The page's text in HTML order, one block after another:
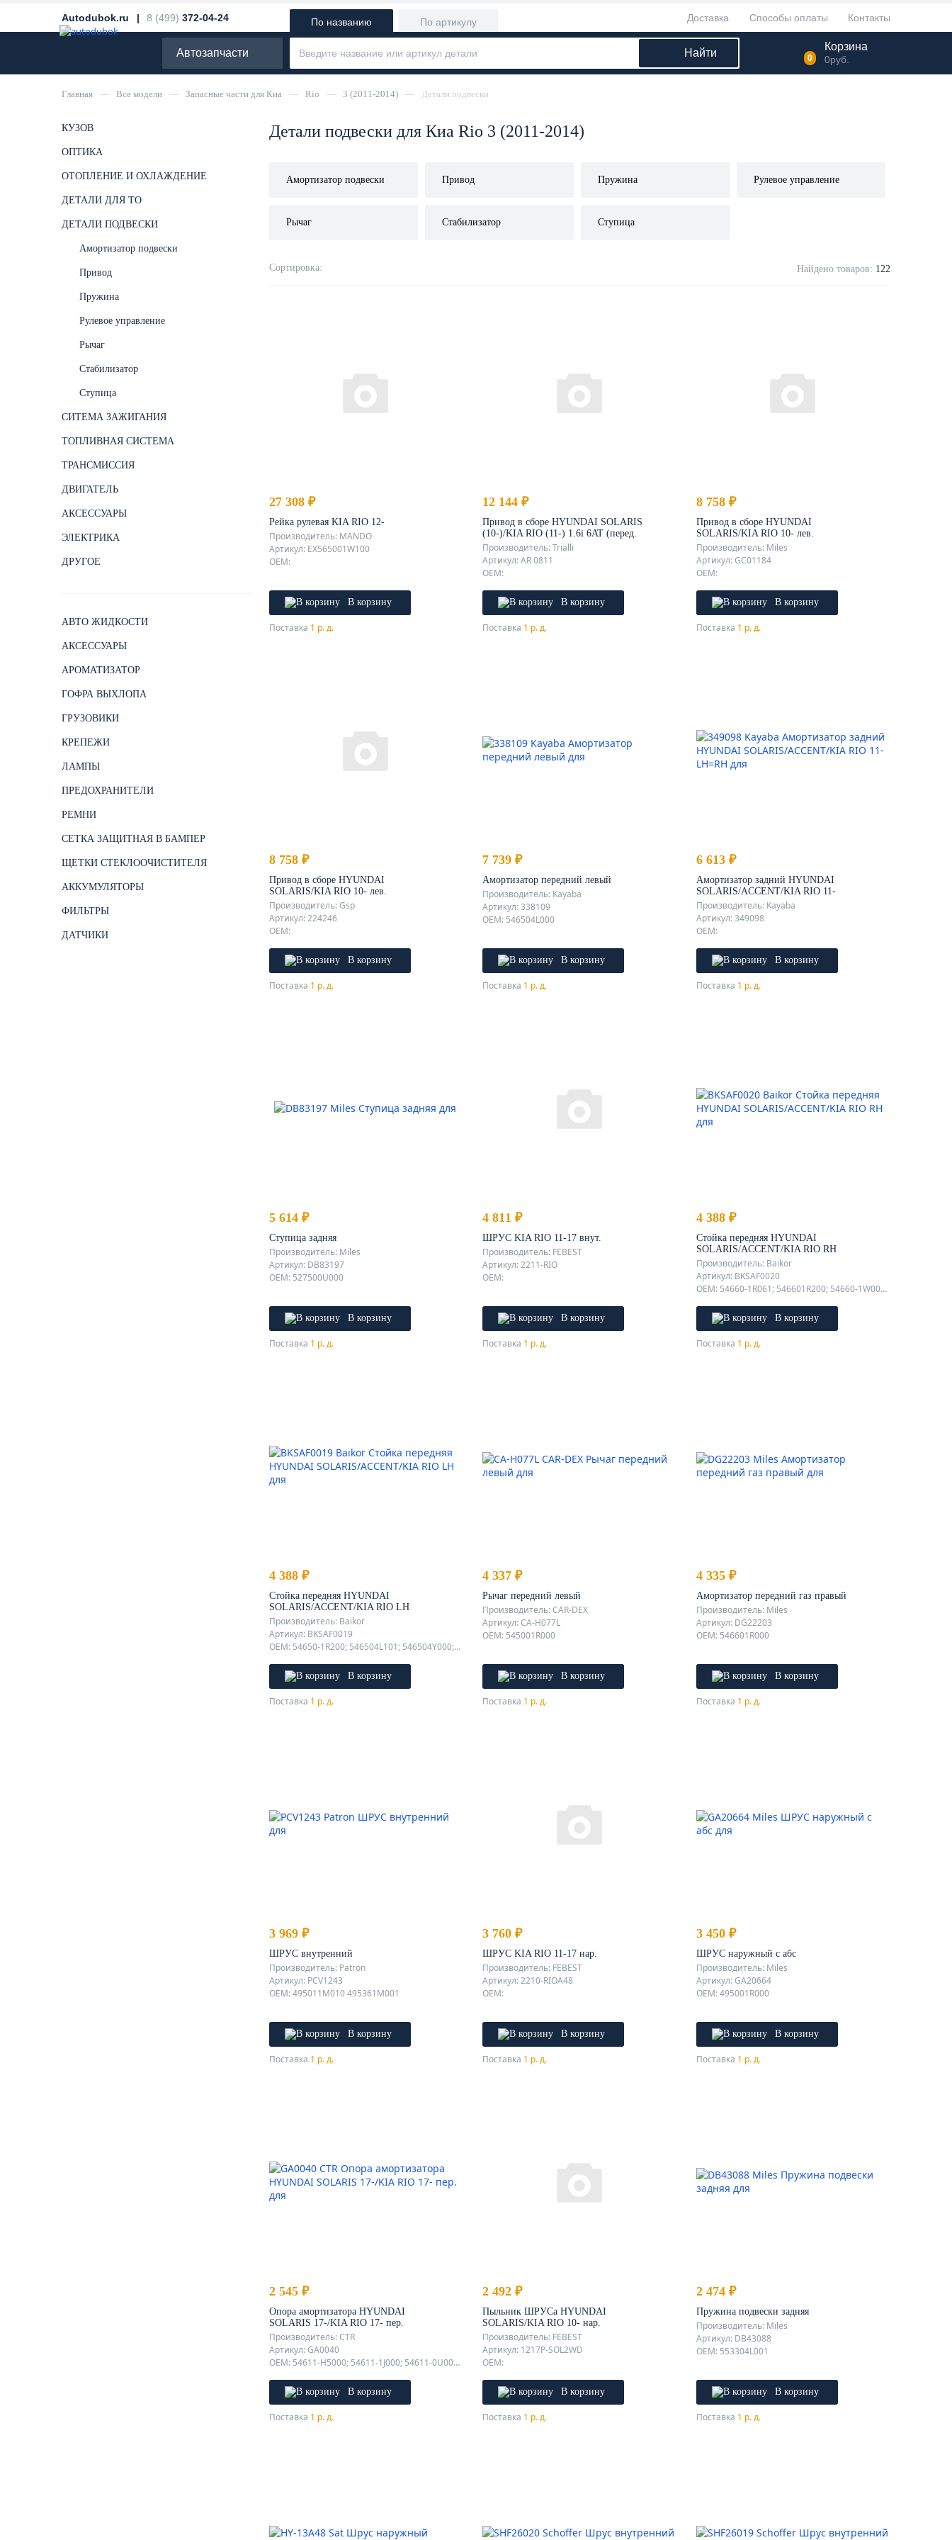
Autodubok.ru | 8 (499) 372-04-24 Доставка Способы оплаты Контакты
Автозапчасти
По названию По артикулу
Найти 0
Корзина
0руб.
Главная — Все модели — Запасные части для Киа — Rio — 3 (2011-2014) — Детали подвески
КУЗОВ
ОПТИКА
ОТОПЛЕНИЕ И ОХЛАЖДЕНИЕ
ДЕТАЛИ ДЛЯ ТО
ДЕТАЛИ ПОДВЕСКИ
Амортизатор подвески
Привод
Пружина
Рулевое управление
Рычаг
Стабилизатор
Ступица
СИТЕМА ЗАЖИГАНИЯ
ТОПЛИВНАЯ СИСТЕМА
ТРАНСМИССИЯ
ДВИГАТЕЛЬ
АКСЕССУАРЫ
ЭЛЕКТРИКА
ДРУГОЕ
АВТО ЖИДКОСТИ
АКСЕССУАРЫ
АРОМАТИЗАТОР
ГОФРА ВЫХЛОПА
ГРУЗОВИКИ
КРЕПЕЖИ
ЛАМПЫ
ПРЕДОХРАНИТЕЛИ
РЕМНИ
СЕТКА ЗАЩИТНАЯ В БАМПЕР
ЩЕТКИ СТЕКЛООЧИСТИТЕЛЯ
АККУМУЛЯТОРЫ
ФИЛЬТРЫ
ДАТЧИКИ
Детали подвески для Киа Rio 3 (2011-2014)
Амортизатор подвески Привод Пружина Рулевое управление
Рычаг Стабилизатор Ступица
Сортировка: Найдено товаров: 122
27 308 ₽
Рейка рулевая KIA RIO 12-
Производитель: MANDO
Артикул: EX565001W100
OEM:
В корзину
Поставка 1 р. д.
12 144 ₽
Привод в сборе HYUNDAI SOLARIS
(10-)/KIA RIO (11-) 1.6i 6AT (перед.
прав.)
Производитель: Trialli
Артикул: AR 0811
OEM:
В корзину
Поставка 1 р. д.
8 758 ₽
Привод в сборе HYUNDAI
SOLARIS/KIA RIO 10- лев.
Производитель: Miles
Артикул: GC01184
OEM:
В корзину
Поставка 1 р. д.
8 758 ₽
Привод в сборе HYUNDAI
SOLARIS/KIA RIO 10- лев.
Производитель: Gsp
Артикул: 224246
OEM:
В корзину
Поставка 1 р. д.
7 739 ₽
Амортизатор передний левый
Производитель: Kayaba
Артикул: 338109
OEM: 546504L000
В корзину
Поставка 1 р. д.
6 613 ₽
Амортизатор задний HYUNDAI
SOLARIS/ACCENT/KIA RIO 11-
LH=RH
Производитель: Kayaba
Артикул: 349098
OEM:
В корзину
Поставка 1 р. д.
5 614 ₽
Ступица задняя
Производитель: Miles
Артикул: DB83197
OEM: 527500U000
В корзину
Поставка 1 р. д.
4 811 ₽
ШРУС KIA RIO 11-17 внут.
Производитель: FEBEST
Артикул: 2211-RIO
OEM:
В корзину
Поставка 1 р. д.
4 388 ₽
Стойка передняя HYUNDAI
SOLARIS/ACCENT/KIA RIO RH
Производитель: Baikor
Артикул: BKSAF0020
OEM: 54660-1R061; 546601R200; 54660-1W001; 54660-1W050; 546601W052; 54660-1W052; 546601W080; 546601W210; 546601W260; 546600U151; 546604Y000; 546604Y101; 54660-4Y101; 54660-4L000; 54660-1R001; 546601R061; 54660-0u151; 546604Y100; 54660-4L100; 546604L101; 54660-4L101; 546601R001; 546601R101; 546601R201; 546601W050; 54660-1W080; 546600U101; 54660-4Y000; 54660-4Y100; 546601R000; 54660-1R000; 54660-1R101; 54660-1R200; 54660-1R201; 546601W001; 54660-1W210; 54660-1W260; 54660-0U101; 546604L100; 54660-1W200; 54660-1W250; 51661-1H000; 54660-1W051; 54660-1W400; 54660-1W000; 54660-1W030;
В корзину
Поставка 1 р. д.
4 388 ₽
Стойка передняя HYUNDAI
SOLARIS/ACCENT/KIA RIO LH
Производитель: Baikor
Артикул: BKSAF0019
OEM: 54650-1R200; 546504L101; 546504Y000; 546501R001; 546501R101; 54650-1R101; 546501W001; 546500U101; 54650-4L000; 54650-4L101; 54650-4Y000; 54650-4Y100; 546501R000; 54650-1R001; 54650-1R061; 546501R201; 546500U151; 54650-0u151; 54650-4Y101; 54650-1R000; 546501R061; 546501R200; 54650-1R201; 54650-1W001; 54650-0U101; 546504L100; 54650-4L100; 546504Y100; 546504Y101; 54650-1W250; 54650-1W051; 54650-1W200; 51651-1H000; 54650-1W000; 54650-1W400; 54650-1W030;
В корзину
Поставка 1 р. д.
4 337 ₽
Рычаг передний левый
Производитель: CAR-DEX
Артикул: CA-H077L
OEM: 545001R000
В корзину
Поставка 1 р. д.
4 335 ₽
Амортизатор передний газ правый
Производитель: Miles
Артикул: DG22203
OEM: 546601R000
В корзину
Поставка 1 р. д.
3 969 ₽
ШРУС внутренний
Производитель: Patron
Артикул: PCV1243
OEM: 495011M010 495361M001
В корзину
Поставка 1 р. д.
3 760 ₽
ШРУС KIA RIO 11-17 нар.
Производитель: FEBEST
Артикул: 2210-RIOA48
OEM:
В корзину
Поставка 1 р. д.
3 450 ₽
ШРУС наружный с абс
Производитель: Miles
Артикул: GA20664
OEM: 495001R000
В корзину
Поставка 1 р. д.
2 545 ₽
Опора амортизатора HYUNDAI
SOLARIS 17-/KIA RIO 17- пер.
Производитель: CTR
Артикул: GA0040
OEM: 54611-H5000; 54611-1J000; 54611-0U000; 546111J000; 54611-1W000; 54611-1J050; 54611-1W000; 54611-1J000; 54611-1J050;
В корзину
Поставка 1 р. д.
2 492 ₽
Пыльник ШРУСа HYUNDAI
SOLARIS/KIA RIO 10- нар.
Производитель: FEBEST
Артикул: 1217P-SOL2WD
OEM:
В корзину
Поставка 1 р. д.
2 474 ₽
Пружина подвески задняя
Производитель: Miles
Артикул: DB43088
OEM: 553304L001
В корзину
Поставка 1 р. д.